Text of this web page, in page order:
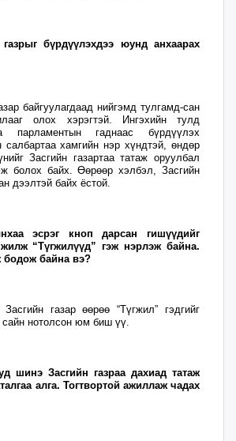
бүрдүүлэхдээ юунд анхаарах
байгуулагдаад нийгэмд тулгамд-сан
олох хэрэгтэй. Ингэхийн тулд
парламентын гаднаас бүрдүүлэх
салбартаа хамгийн нэр хүндтэй, өндөр
Засгийн газартаа татаж оруулбал
болох байх. Өөрөөр хэлбэл, Засгийн
дээлтэй байх ёстой.
эсрэг кноп дарсан гишүүдийг
“Түгжилүүд” гэж нэрлэж байна.
бодож байна вэ?
газар өөрөө “Түгжил” гэдгийг
сайн нотолсон юм биш үү.
шинэ Засгийн газраа дахиад татаж
алга. Тогтвортой ажиллаж чадах